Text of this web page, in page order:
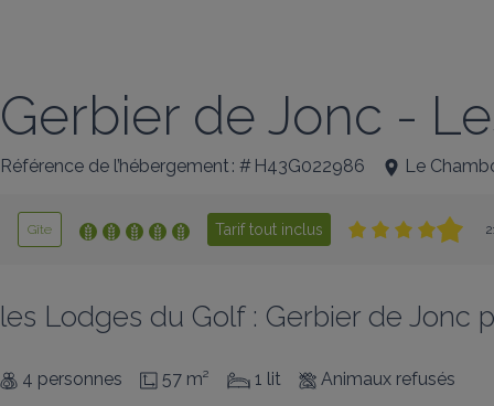
Gerbier de Jonc -
Référence de l’hébergement : # H43G022986 Le
Gîte Tarif tout inclus
les Lodges du Golf : Gerbier de Jonc
4 personnes 57 m² 1 lit Animaux refusés